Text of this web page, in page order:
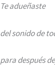
Te adueñaste
del sonido de
para después